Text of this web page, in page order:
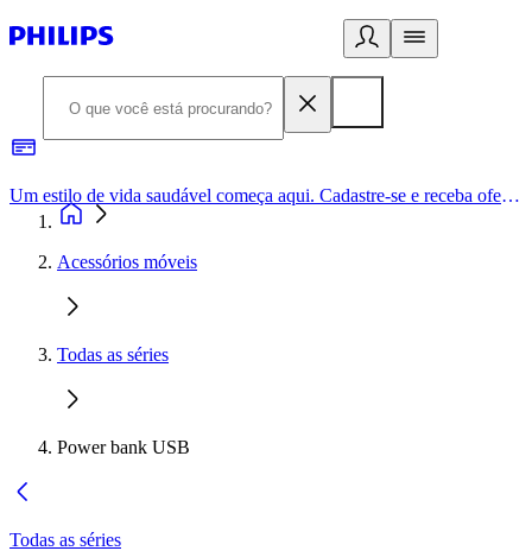
Um estilo de vida saudável começa aqui. Cadastre-se e receba ofertas exclusivas.
Acessórios móveis
Todas as séries
Power bank USB
Todas as séries